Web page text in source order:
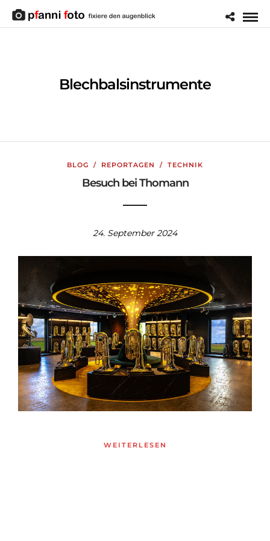
Blechbalsinstrumente
BLOG / REPORTAGEN / TECHNIK
Besuch bei Thomann
24. September 2024
WEITERLESEN